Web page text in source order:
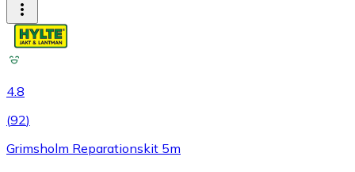
4.8
(92)
Grimsholm Reparationskit 5m